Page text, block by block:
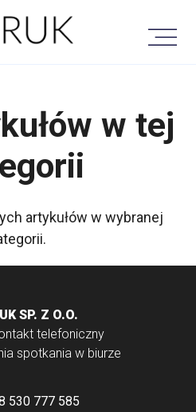
w tej
artykułów w wybranej
SP. Z O.O.
telefoniczny
spotkania w biurze
530 777 585